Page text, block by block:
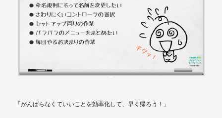
「がんばらなくていいことを効率化して、早く帰ろう！」